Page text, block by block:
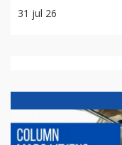
31 jul 26